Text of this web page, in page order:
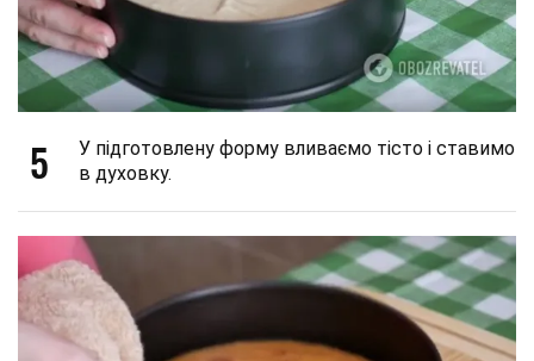
5
У підготовлену форму вливаємо тісто і ставимо
в духовку.